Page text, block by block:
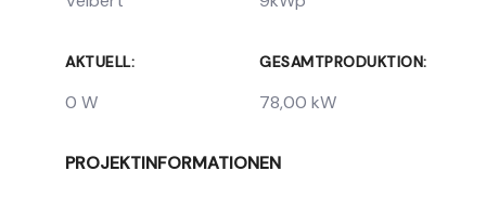
AKTUELL:
0 W
GESAMTPRODUKTION:
78,00 kW
PROJEKTINFORMATIONEN